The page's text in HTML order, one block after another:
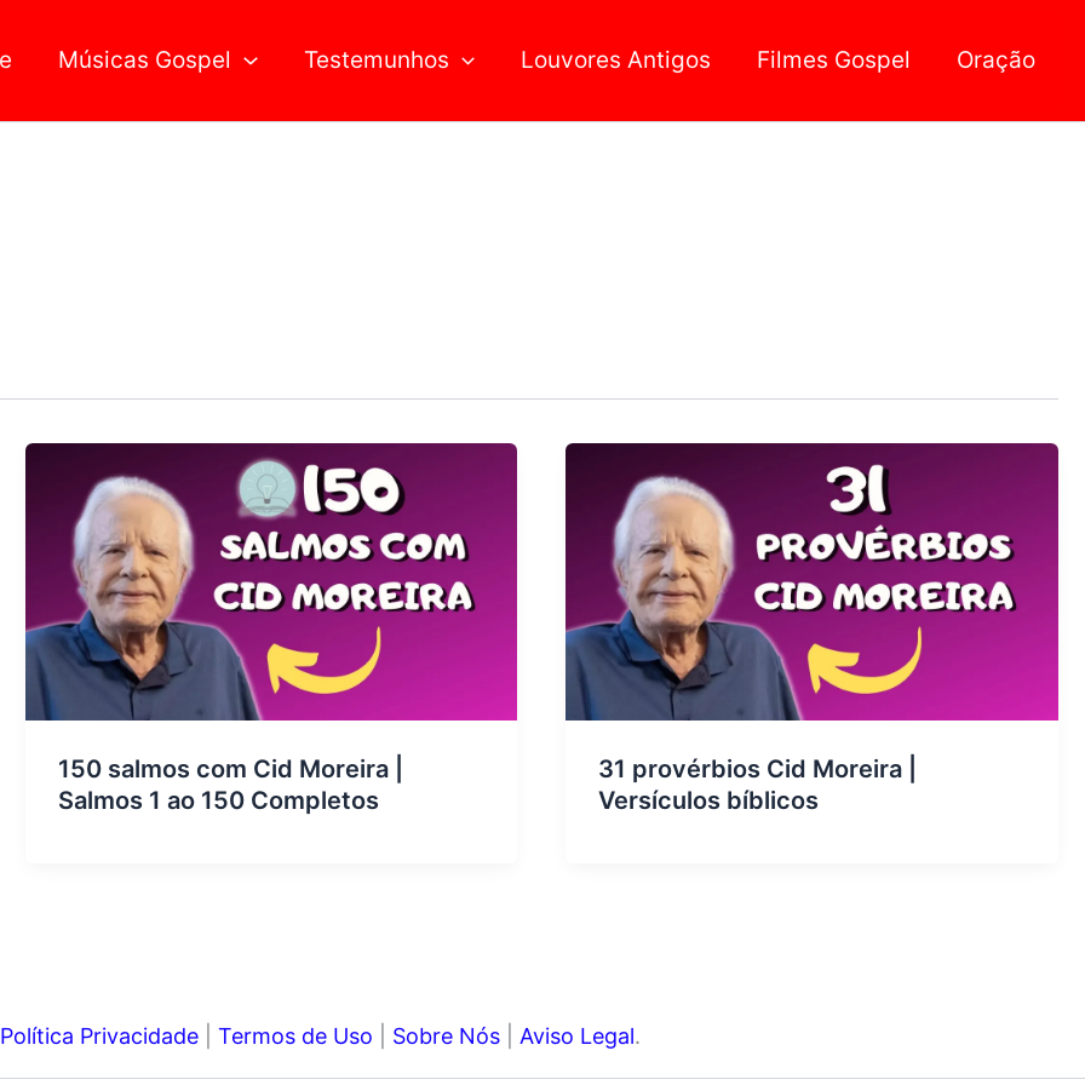
Músicas Gospel Testemunhos Louvores Antigos Filmes Gospel Oração
150 salmos com Cid Moreira |
Salmos 1 ao 150 Completos
31 provérbios Cid Moreira |
Versículos bíblicos
Política Privacidade Termos de Uso Sobre Nós Aviso Legal.